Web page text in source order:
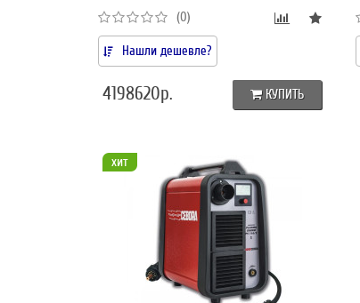
(0)
Нашли дешевле?
4198620р. КУПИТЬ
хит